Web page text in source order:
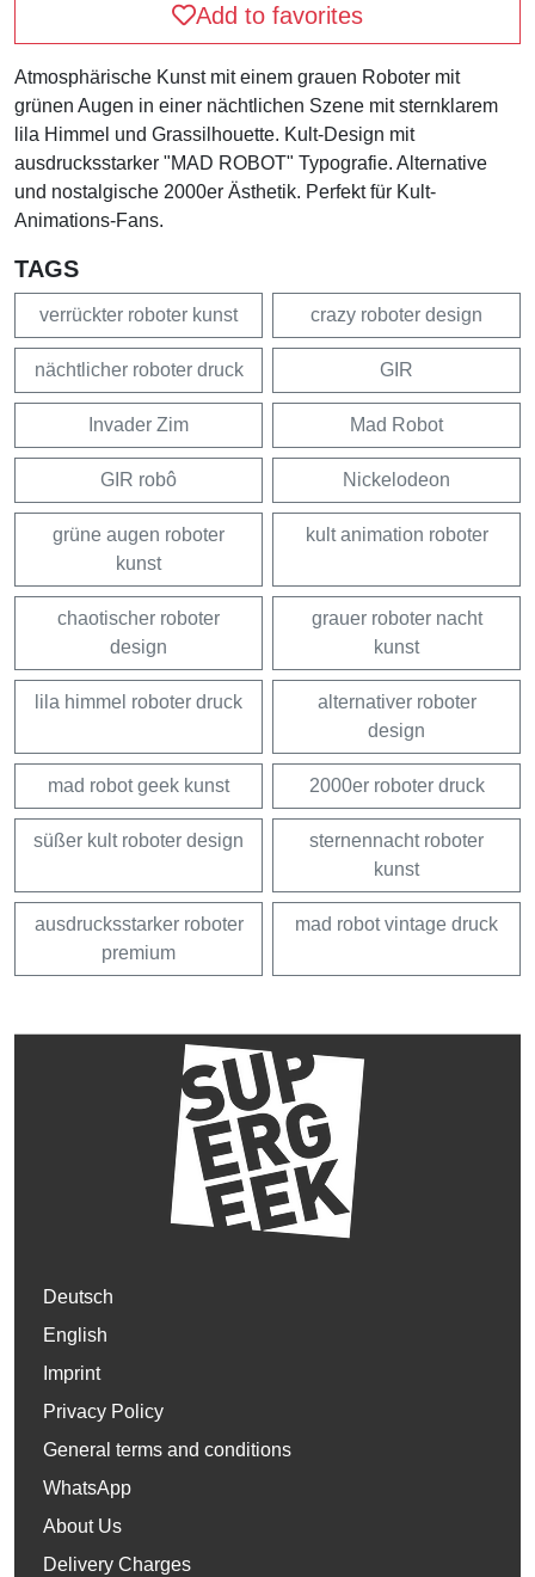
Add to favorites
Atmosphärische Kunst mit einem grauen Roboter mit
grünen Augen in einer nächtlichen Szene mit sternklarem
lila Himmel und Grassilhouette. Kult-Design mit
ausdrucksstarker "MAD ROBOT" Typografie. Alternative
und nostalgische 2000er Ästhetik. Perfekt für Kult-
Animations-Fans.
TAGS
verrückter roboter kunst crazy roboter design
nächtlicher roboter druck GIR
Invader Zim Mad Robot
GIR robô Nickelodeon
grüne augen roboter
kunst
kult animation roboter
chaotischer roboter
design
grauer roboter nacht
kunst
lila himmel roboter druck
alternativer roboter
design
mad robot geek kunst 2000er roboter druck
süßer kult roboter design
sternennacht roboter
kunst
ausdrucksstarker roboter
premium
mad robot vintage druck
Deutsch
English
Imprint
Privacy Policy
General terms and conditions
WhatsApp
About Us
Delivery Charges